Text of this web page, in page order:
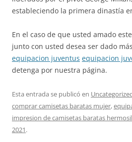
estableciendo la primera dinastía
En el caso de que usted amado
junto con usted desea ser dado
equipacion juventus equipacion
detenga por nuestra página.
Esta entrada se publicó en
comprar camisetas baratas mujer,
impresion de camisetas baratas
2021.